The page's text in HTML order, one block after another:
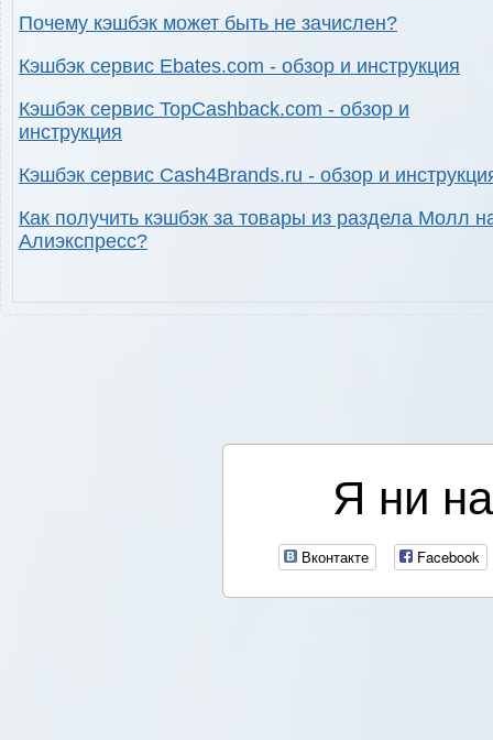
Почему кэшбэк может быть не зачислен?
Кэшбэк сервис Ebates.com - обзор и инструкция
Кэшбэк сервис TopCashback.com - обзор и
инструкция
Кэшбэк сервис Cash4Brands.ru - обзор и
Как получить кэшбэк за товары из раздела Молл
Алиэкспресс?
Я ни
Вконтакте Facebook